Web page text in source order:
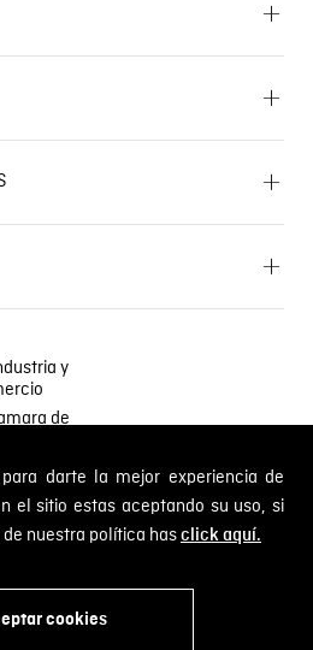
para darte la mejor experiencia de
el sitio estas aceptando su uso, si
nuestra política hasclick aquí.
cookies
promociones
NIT: 800.069.933-6